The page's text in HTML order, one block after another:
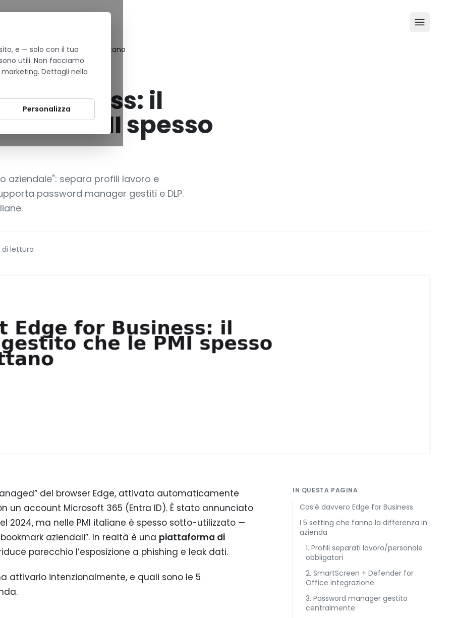
che le PMI spesso non sfruttano
Business: il
le PMI spesso
aziendale": separa profili lavoro e
password manager gestiti e DLP.
lettura
del browser Edge, attivata automaticamente
account Microsoft 365 (Entra ID). È stato annunciato
2024, ma nelle PMI italiane è spesso sotto-utilizzato —
aziendali”. In realtà è una piattaforma di
parecchio l’esposizione a phishing e leak dati.
attivarlo intenzionalmente, e quali sono le 5
IN QUESTA PAGINA
Cos’è davvero Edge for Business
I 5 setting che fanno la differenza in
azienda
1. Profili separati lavoro/personale
obbligatori
2. SmartScreen + Defender for
Office integrazione
3. Password manager gestito
centralmente
e — solo con il tuo
utili. Non facciamo
Dettagli nella
Personalizza